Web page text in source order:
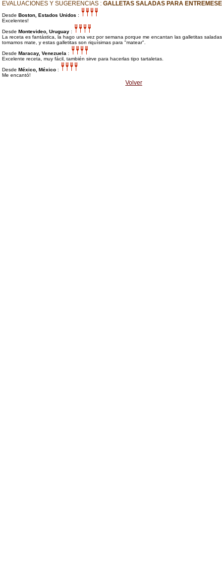
EVALUACIONES Y SUGERENCIAS : GALLETAS SALADAS PARA
Desde Boston, Estados Unidos :
Excelentes!
Desde Montevideo, Uruguay :
La receta es fantástica, la hago una vez por semana porque me encantan las galletitas
tomamos mate, y estas galletitas son riquísimas para "matear".
Desde Maracay, Venezuela :
Excelente receta, muy fácil, también sirve para hacerlas tipo tartaletas.
Desde México, México :
Me encantó!
Volver